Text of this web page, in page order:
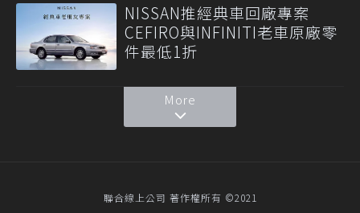
NISSAN推經典車回廠專案
CEFIRO與INFINITI老車原廠零
件最低1折
More
聯合線上公司 著作權所有 ©2021